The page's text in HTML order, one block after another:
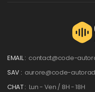
EMAIL : contact@code-
SAV : aurore@code-
CHAT : Lun - Ven / 8H - 18H